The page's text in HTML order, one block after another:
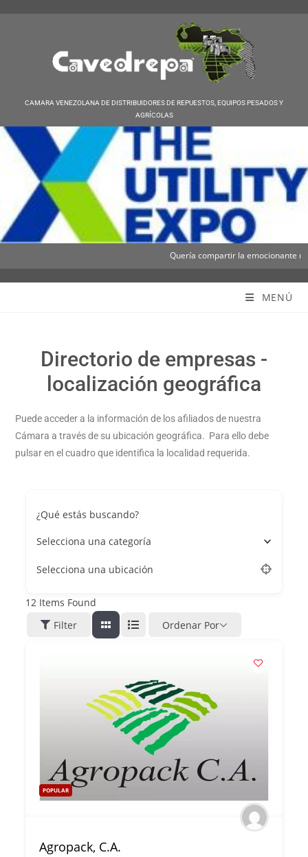
CAMARA VENEZOLANA DE DISTRIBUIDORES DE REPUESTOS, EQUIPOS PESADOS Y
AGRÍCOLAS
Quería compartir la emocionante
MENÚ
Directorio de empresas -
localización geográfica
Puede acceder a la información de los afiliados de nuestra
Cámara a través de su ubicación geográfica. Para ello debe
pulsar en el cuadro que identifica la localidad requerida.
¿Qué estás buscando?
Selecciona una categoría
Selecciona una ubicación
12 Items Found
Filter
Ordenar Por
POPULAR
Agropack, C.A.